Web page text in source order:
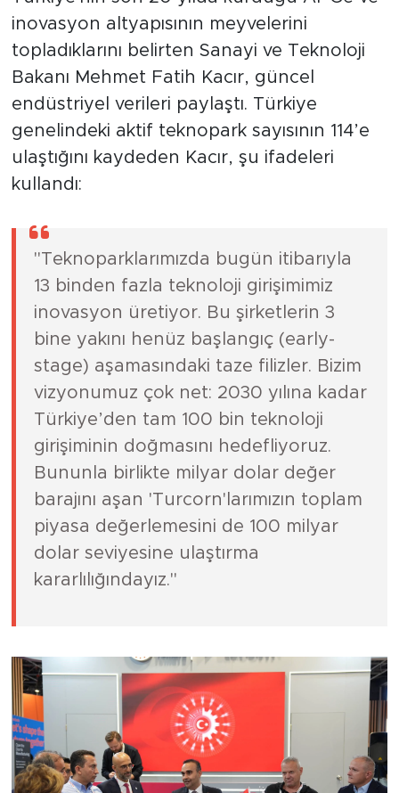
inovasyon altyapısının meyvelerini
topladıklarını belirten Sanayi ve Teknoloji
Bakanı Mehmet Fatih Kacır, güncel
endüstriyel verileri paylaştı. Türkiye
genelindeki aktif teknopark sayısının 114’e
ulaştığını kaydeden Kacır, şu ifadeleri
kullandı:
"Teknoparklarımızda bugün itibarıyla
13 binden fazla teknoloji girişimimiz
inovasyon üretiyor. Bu şirketlerin 3
bine yakını henüz başlangıç (early-
stage) aşamasındaki taze filizler. Bizim
vizyonumuz çok net: 2030 yılına kadar
Türkiye’den tam 100 bin teknoloji
girişiminin doğmasını hedefliyoruz.
Bununla birlikte milyar dolar değer
barajını aşan 'Turcorn'larımızın toplam
piyasa değerlemesini de 100 milyar
dolar seviyesine ulaştırma
kararlılığındayız."